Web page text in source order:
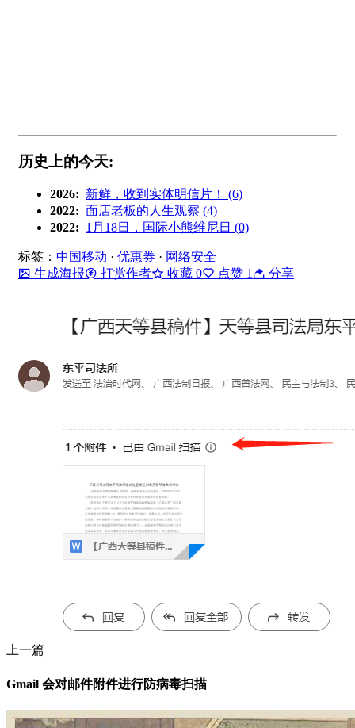
历史上的今天:
2026: 新鲜，收到实体明信片！ (6)
2022: 面店老板的人生观察 (4)
2022: 1月18日，国际小熊维尼日 (0)
标签： 中国移动 · 优惠券 · 网络安全
生成海报
打赏作者 收藏 0 点赞 1 分享
上一篇
Gmail 会对邮件附件进行防病毒扫描